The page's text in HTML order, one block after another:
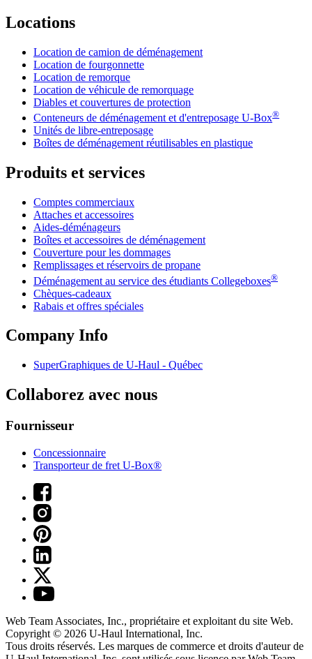
Locations
Location de camion de déménagement
Location de fourgonnette
Location de remorque
Location de véhicule de remorquage
Diables et couvertures de protection
Conteneurs de déménagement et d'entreposage U-Box®
Unités de libre-entreposage
Boîtes de déménagement réutilisables en plastique
Produits et services
Comptes commerciaux
Attaches et accessoires
Aides-déménageurs
Boîtes et accessoires de déménagement
Couverture pour les dommages
Remplissages et réservoirs de propane
Déménagement au service des étudiants Collegeboxes®
Chèques-cadeaux
Rabais et offres spéciales
Company Info
SuperGraphiques de U-Haul - Québec
Collaborez avec nous
Fournisseur
Concessionnaire
Transporteur de fret U-Box®
Web Team Associates, Inc., propriétaire et exploitant du site Web.
Copyright © 2026 U-Haul International, Inc.
Tous droits réservés. Les marques de commerce et droits d'auteur de